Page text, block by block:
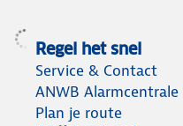
Regel het snel
Service & Contact
ANWB Alarmcentrale
Plan je route